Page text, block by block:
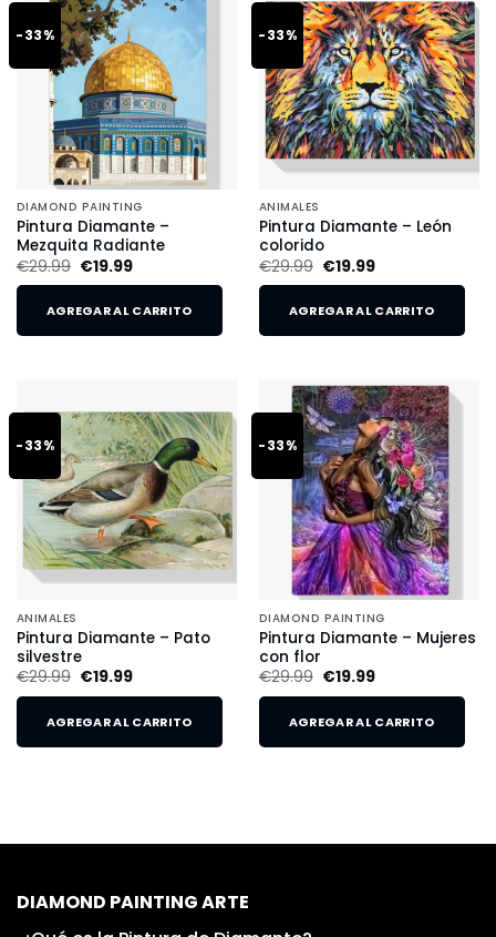
-33%
DIAMOND PAINTING
Pintura Diamante –
Mezquita Radiante
€29.99 €19.99
AGREGAR AL CARRITO
-33%
ANIMALES
Pintura Diamante – León
colorido
€29.99 €19.99
AGREGAR AL CARRITO
-33%
ANIMALES
Pintura Diamante – Pato
silvestre
€29.99 €19.99
AGREGAR AL CARRITO
-33%
DIAMOND PAINTING
Pintura Diamante – Mujeres
con flor
€29.99 €19.99
AGREGAR AL CARRITO
DIAMOND PAINTING ARTE